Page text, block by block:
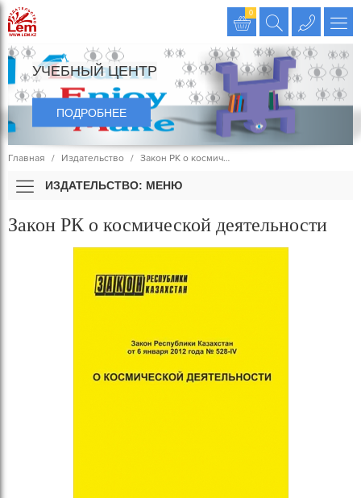
0
УЧЕБНЫЙ ЦЕНТР
ПОДРОБНЕЕ
Главная Издательство Закон РК о космич…
ИЗДАТЕЛЬСТВО: МЕНЮ
Закон РК о космической деятельности